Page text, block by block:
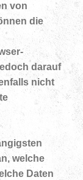
von
die
darauf
nicht
welche
Daten